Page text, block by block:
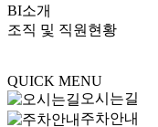
BI소개
조직 및 직원현황
QUICK MENU
오시는길
주차안내